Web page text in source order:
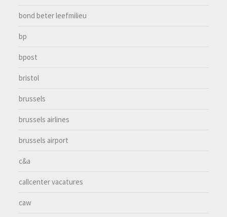
bond beter leefmilieu
bp
bpost
bristol
brussels
brussels airlines
brussels airport
c&a
callcenter vacatures
caw